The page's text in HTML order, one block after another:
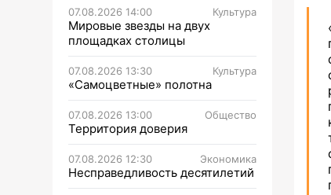
07.08.2026 14:00 Культура
Мировые звезды на двух
площадках столицы
07.08.2026 13:30 Культура
«Самоцветные» полотна
07.08.2026 13:00 Общество
Территория доверия
07.08.2026 12:30 Экономика
Несправедливость десятилетий